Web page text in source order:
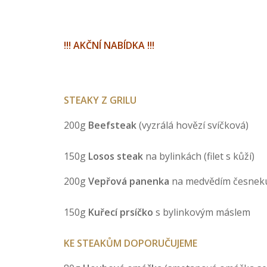
!!! AKČNÍ NABÍDKA !!!
STEAKY Z GRILU
200g Beefsteak(vyzrálá hovězí svíčková)
150g Losos steak na bylinkách (filet s kůží)
200gVepřová panenka na medvědím
150g Kuřecí prsíčko s bylinkovým máslem
KE STEAKŮM DOPORUČUJEME